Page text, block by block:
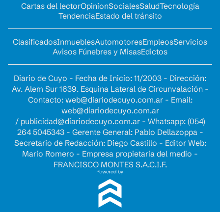
Cartas del lectorOpinionSocialesSaludTecnología
TendenciaEstado del tránsito
ClasificadosInmueblesAutomotoresEmpleosServicios
Avisos Fúnebres y MisasEdictos
Diario de Cuyo - Fecha de Inicio: 11/2003 - Dirección:
Av. Alem Sur 1639. Esquina Lateral de Circunvalación -
Contacto: web@diariodecuyo.com.ar- Email:
web@diariodecuyo.com.ar
/ publicidad@diariodecuyo.com.ar- Whatsapp: (054)
264 5045343 - Gerente General: Pablo Dellazoppa -
Secretario de Redacción: Diego Castillo - Editor Web:
Mario Romero - Empresa propietaria del medio -
FRANCISCO MONTES S.A.C.I.F.